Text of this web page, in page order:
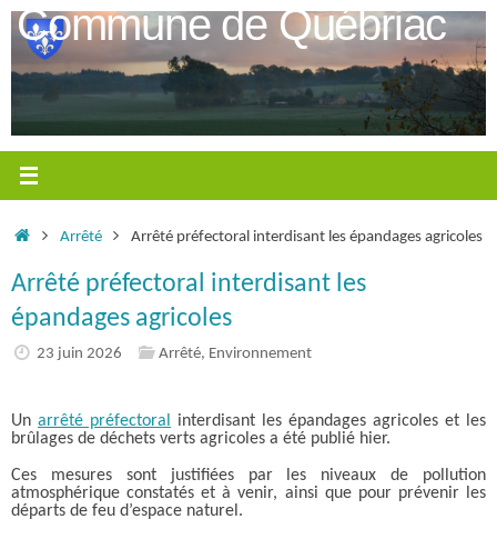
Passer
contenu
Commune de Québriac
AccueilArrêté Arrêté préfectoral interdisant les épandages agricoles
Arrêté préfectoral interdisant les
épandages agricoles
23 juin 2026 Arrêté, Environnement
Un arrêté préfectoral interdisant les épandages agricoles et les
brûlages de déchets verts agricoles a été publié hier.
Ces mesures sont justifiées par les niveaux de pollution
atmosphérique constatés et à venir, ainsi que pour prévenir les
départs de feu d’espace naturel.